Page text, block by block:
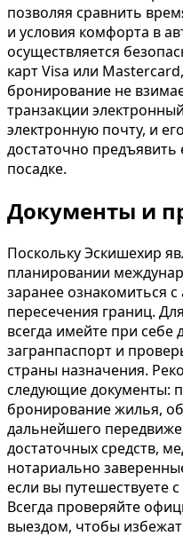
позволяя сравнить
и условия комфорта в
осуществляется
карт Visa или
бронирование не
транзакции
электронную почту, и
достаточно
посадке.
Документы и
Поскольку Эскишехир
планировании
заранее ознакомиться
пересечения границ.
всегда имейте при себе
загранпаспорт и
страны назначения.
следующие документы:
бронирование жилья,
дальнейшего
достаточных средств,
нотариально
если вы путешествуете
Всегда проверяйте
выездом, чтобы